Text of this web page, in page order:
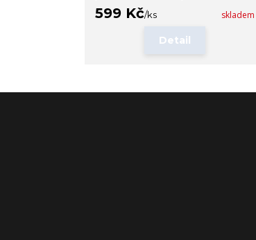
599 Kč/ks skladem
Detail